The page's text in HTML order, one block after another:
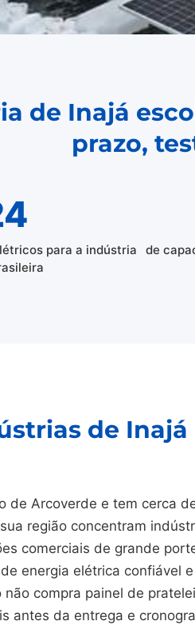
de Inajá
prazo,
para a indústria
de
de
de Arcoverde e tem cerca
região concentram
comerciais de grande
energia elétrica confiável
não compra painel de
antes da entrega e